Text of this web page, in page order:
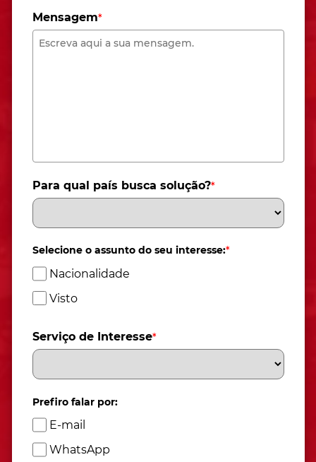
Mensagem*
Para qual país busca solução?*
Selecione o assunto do seu interesse:*
Nacionalidade
Visto
Serviço de Interesse*
Prefiro falar por:
E-mail
WhatsApp